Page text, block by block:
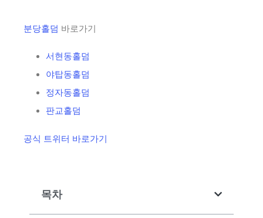
분당홀덤 바로가기
서현동홀덤
야탑동홀덤
정자동홀덤
판교홀덤
공식 트위터 바로가기
목차